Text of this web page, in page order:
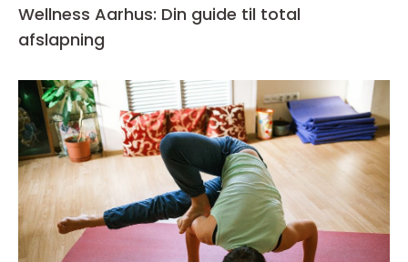
Wellness Aarhus: Din guide til total
afslapning